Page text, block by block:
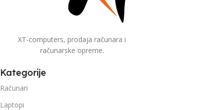
XT-computers, prodaja računara i
računarske opreme.
Kategorije
Računari
Laptopi